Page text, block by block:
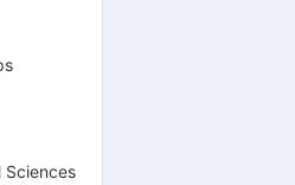
Sciences